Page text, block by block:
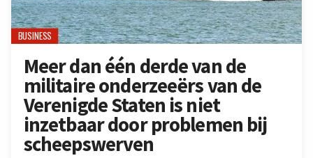
BUSINESS
Meer dan één derde van de
militaire onderzeeërs van de
Verenigde Staten is niet
inzetbaar door problemen bij
scheepswerven